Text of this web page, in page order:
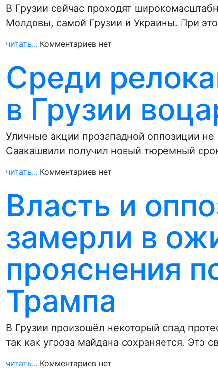
В Грузии сейчас проходят
Молдовы, самой Грузии и Украины. При
читать... Комментариев нет
Среди
в Грузии
Уличные акции прозападной оппозиции
Саакашвили получил новый тюремный
читать... Комментариев нет
Власть и
замерли в
прояснения
Трампа
В Грузии произошёл некоторый спад
так как угроза майдана сохраняется. Это
читать... Комментариев нет